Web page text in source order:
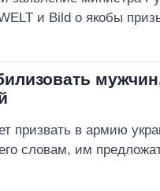
и Bild о якобы
призвать в армию
словам, им